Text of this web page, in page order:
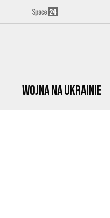
Wojna na Ukrainie